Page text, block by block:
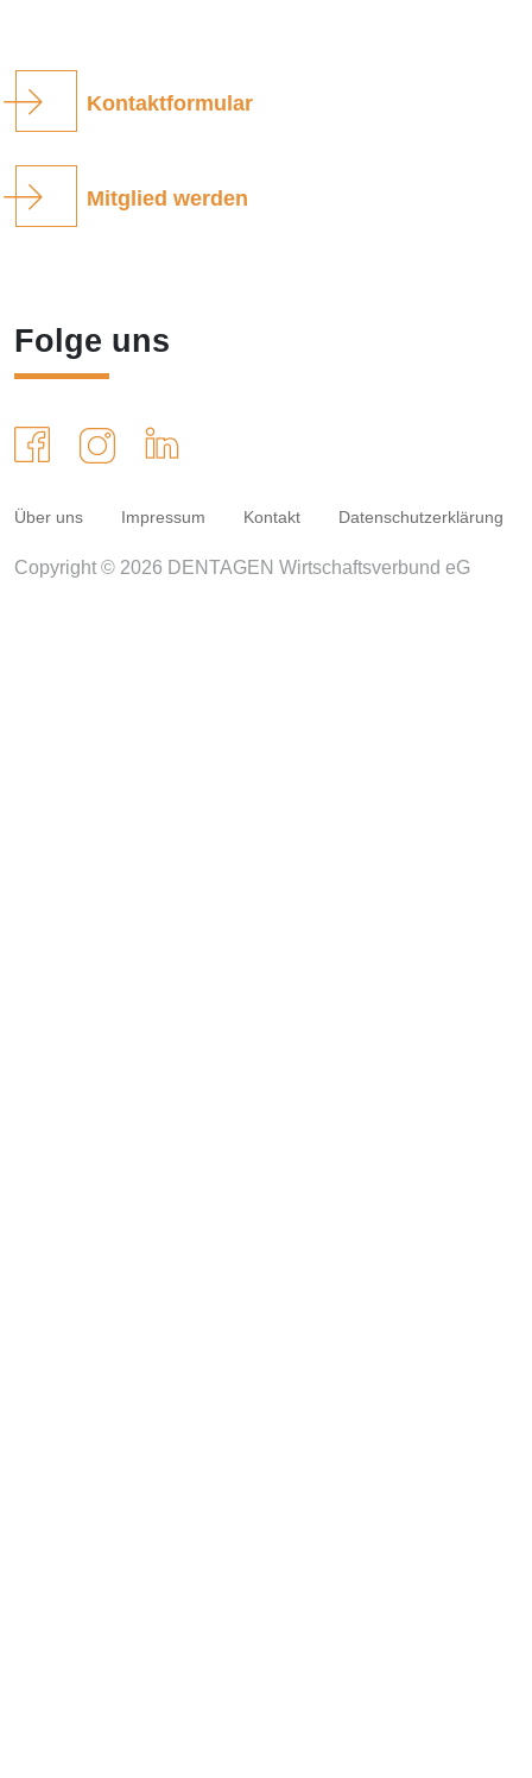
Kontaktformular
Mitglied werden
Folge uns
Über uns Impressum Kontakt Datenschutzerklärung
Copyright © 2026 DENTAGEN Wirtschaftsverbund eG